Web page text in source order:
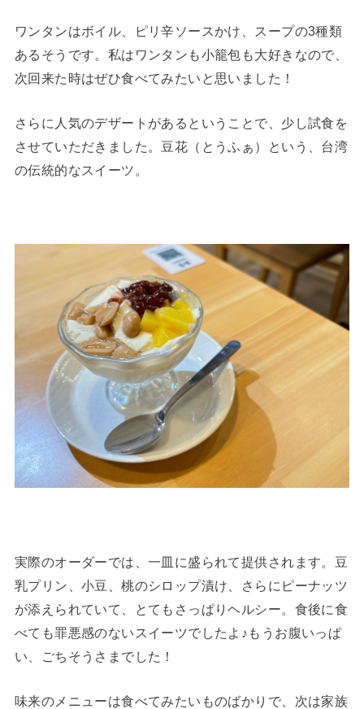
ワンタンはボイル、ピリ辛ソースかけ、スープの3種類
あるそうです。私はワンタンも小籠包も大好きなので、
次回来た時はぜひ食べてみたいと思いました！
さらに人気のデザートがあるということで、少し試食を
させていただきました。豆花（とうふぁ）という、台湾
の伝統的なスイーツ。
実際のオーダーでは、一皿に盛られて提供されます。豆
乳プリン、小豆、桃のシロップ漬け、さらにピーナッツ
が添えられていて、とてもさっぱりヘルシー。食後に食
べても罪悪感のないスイーツでしたよ♪もうお腹いっぱ
い、ごちそうさまでした！
味来のメニューは食べてみたいものばかりで、次は家族